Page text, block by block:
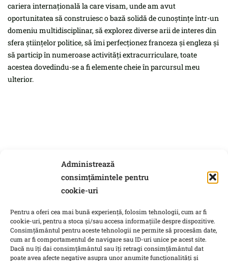
Administrează
consimțămintele pentru
cookie-uri
Pentru a oferi cea mai bună experiență, folosim tehnologii, cum ar fi
cookie-uri, pentru a stoca și/sau accesa informațiile despre dispozitive.
Consimțământul pentru aceste tehnologii ne permite să procesăm date,
cum ar fi comportamentul de navigare sau ID-uri unice pe acest site.
Dacă nu îți dai consimțământul sau îți retragi consimțământul dat
poate avea afecte negative asupra unor anumite funcționalități și
cariera internațională la care visam, unde am avut
oportunitatea să construiesc o bază solidă de cunoștințe într-un
domeniu multidisciplinar, să explorez diverse arii de interes din
sfera științelor politice, să îmi perfecționez franceza și engleza și
să particip în numeroase activități extracurriculare, toate
acestea dovedindu-se a fi elemente cheie în parcursul meu
ulterior.